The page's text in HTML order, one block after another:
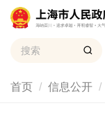
首页 信息公开